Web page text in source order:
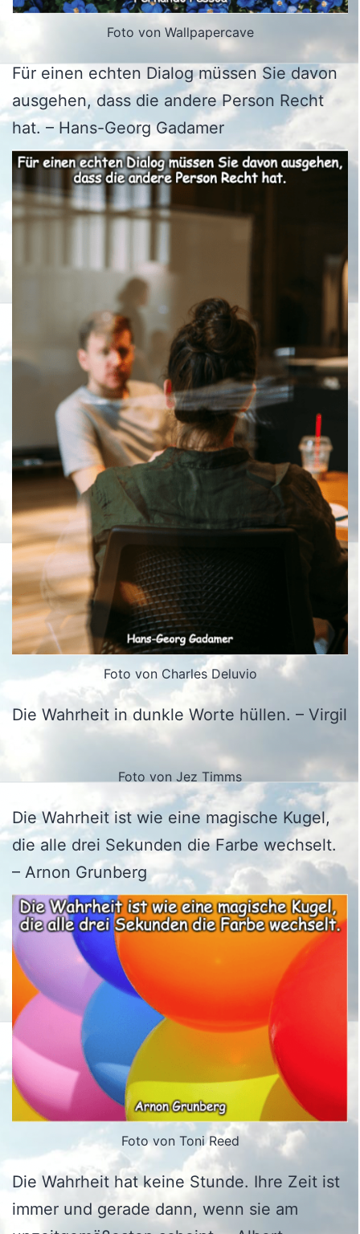
Foto von Wallpapercave
Für einen echten Dialog müssen Sie davon
ausgehen, dass die andere Person Recht
hat. – Hans-Georg Gadamer
Foto von Charles Deluvio
Die Wahrheit in dunkle Worte hüllen. – Virgil
Foto von Jez Timms
Die Wahrheit ist wie eine magische Kugel,
die alle drei Sekunden die Farbe wechselt.
– Arnon Grunberg
Foto von Toni Reed
Die Wahrheit hat keine Stunde. Ihre Zeit ist
immer und gerade dann, wenn sie am